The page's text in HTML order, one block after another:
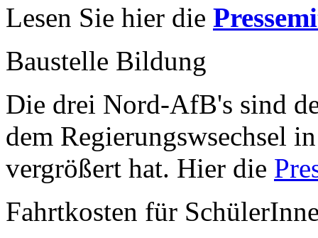
Lesen Sie hier die
Baustelle Bildung
Die drei Nord-AfB's sind
dem Regierungswsechsel
vergrößert hat. Hier die
Fahrtkosten für